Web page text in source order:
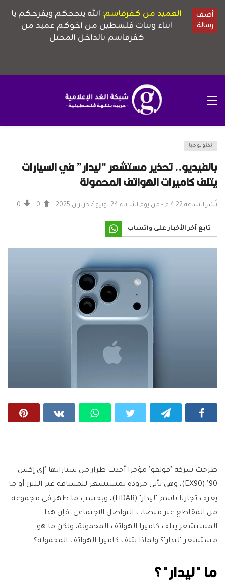
تكنولوجيا
بالفيديو.. تحذير مستشعر “ليدار” في السيارات
يتلف كاميرات الهواتف المحمولة
نُشر الساعة 4:22 م - من يوم الثلاثاء 24 يونيو / حزيران 2025 0
0
تابع آخر الأخبار على واتساب
طرحت شركة "فولفو" مؤخرا أحدث طراز من سياراتها "إي إكس
90" (EX90)، وهي تأتي مزودة بمستشعر للمسافة عبر الليزر أو ما
يعرف تجاريا باسم "ليدار" (LiDAR)، وبحسب ما ظهر في مجموعة
من المقاطع عبر منصات التواصل الاجتماعي، فإن هذا
المستشعر يتلف كاميرا الهواتف المحمولة، ولكن ما هو
مستشعر "ليدار"؟ ولماذا يتلف كاميرا الهواتف المحمولة؟
ما "ليدار"؟